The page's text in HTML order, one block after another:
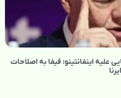
علیه اینفانتینو: فیفا به اصلاحات